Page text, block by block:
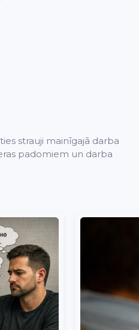
strauji mainīgajā darba
padomiem un darba